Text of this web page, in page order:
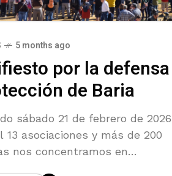
5 months ago
por la defensa
de Baria
sábado 21 de febrero de 2026
13 asociaciones y más de 200
nos concentramos en